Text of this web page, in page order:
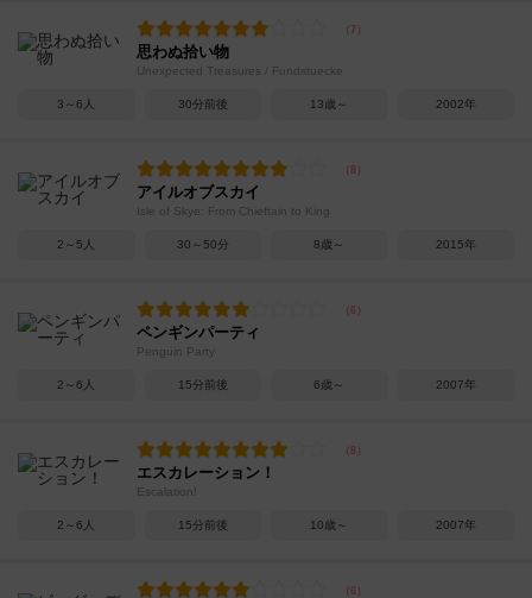
思わぬ拾い物
Unexpected Treasures / Fundstuecke
3～6人 30分前後 13歳～ 2002年
アイルオブスカイ
Isle of Skye: From Chieftain to King
2～5人 30～50分 8歳～ 2015年
ペンギンパーティ
Penguin Party
2～6人 15分前後 6歳～ 2007年
エスカレーション！
Escalation!
2～6人 15分前後 10歳～ 2007年